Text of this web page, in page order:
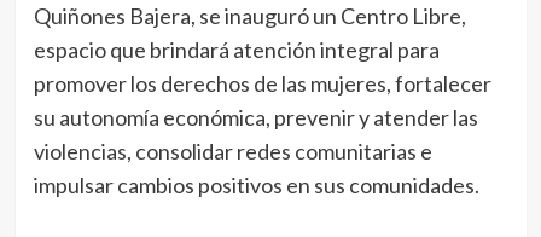
Quiñones Bajera, se inauguró un Centro Libre,
espacio que brindará atención integral para
promover los derechos de las mujeres, fortalecer
su autonomía económica, prevenir y atender las
violencias, consolidar redes comunitarias e
impulsar cambios positivos en sus comunidades.